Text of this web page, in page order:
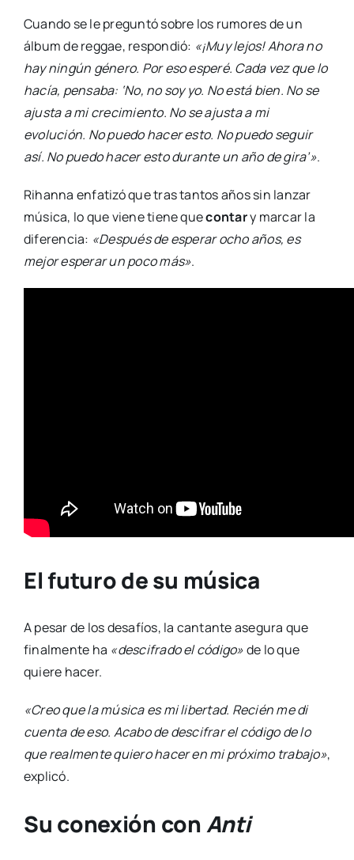
Cuando se le preguntó sobre los rumores de un
álbum de reggae, respondió: «¡Muy lejos! Ahora no
hay ningún género. Por eso esperé. Cada vez que lo
hacía, pensaba: ‘No, no soy yo. No está bien. No se
ajusta a mi crecimiento. No se ajusta a mi
evolución. No puedo hacer esto. No puedo seguir
así. No puedo hacer esto durante un año de gira’».
Rihanna enfatizó que tras tantos años sin lanzar
música, lo que viene tiene quecontary marcar la
diferencia: «Después de esperar ocho años, es
mejor esperar un poco más».
El futuro de su música
A pesar de los desafíos, la cantante asegura que
finalmente ha «descifrado el código»de lo que
quiere hacer.
«Creo que la música es mi libertad. Recién me di
cuenta de eso. Acabo de descifrar el código de lo
que realmente quiero hacer en mi próximo trabajo»,
explicó.
Su conexión conAnti